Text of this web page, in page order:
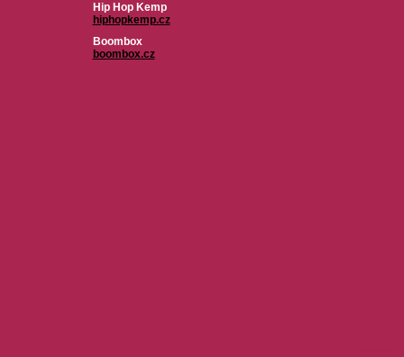
Hip Hop Kemp
hiphopkemp.cz
Boombox
boombox.cz